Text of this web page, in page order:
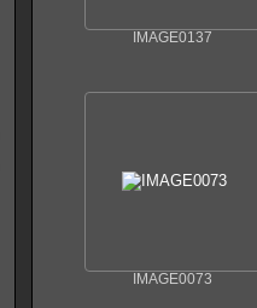
IMAGE0137
IMAGE0073